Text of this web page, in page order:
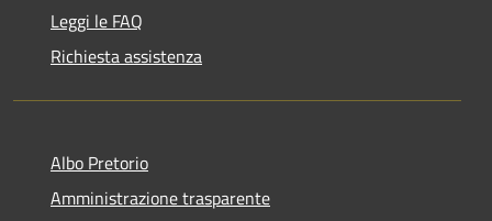
Leggi le FAQ
Richiesta assistenza
Albo Pretorio
Amministrazione trasparente